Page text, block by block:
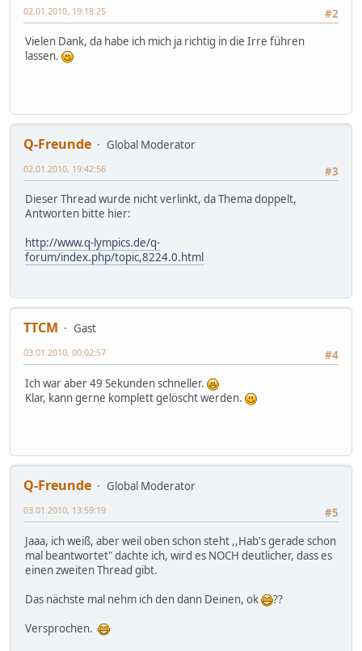
#2
02.01.2010, 19:18:25
Vielen Dank, da habe ich mich ja richtig in die Irre führen
lassen.
Q-Freunde
Global Moderator
#3
02.01.2010, 19:42:56
Dieser Thread wurde nicht verlinkt, da Thema doppelt,
Antworten bitte hier:
http://www.q-lympics.de/q-
forum/index.php/topic,8224.0.html
TTCM
Gast
#4
03.01.2010, 00:02:57
Ich war aber 49 Sekunden schneller.
Klar, kann gerne komplett gelöscht werden.
Q-Freunde
Global Moderator
#5
03.01.2010, 13:59:19
Jaaa, ich weiß, aber weil oben schon steht ,,Hab's gerade schon
mal beantwortet" dachte ich, wird es NOCH deutlicher, dass es
einen zweiten Thread gibt.
Das nächste mal nehm ich den dann Deinen, ok
??
Versprochen.